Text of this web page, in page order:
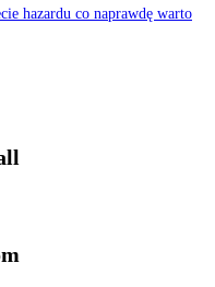
hazardu co naprawdę warto